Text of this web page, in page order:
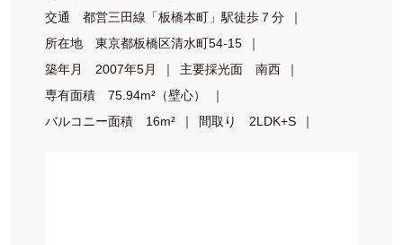
交通
都営三田線「板橋本町」駅徒歩７分
所在地
東京都板橋区清水町54-15
築年月
2007年5月 主要採光面
南西
専有面積
75.94m²（壁心）
バルコニー面積
16m² 間取り 2LDK+S